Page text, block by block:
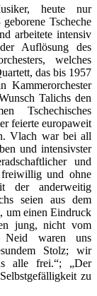
heute nur
Tscheche
arbeitete intensiv
Auflösung des
welches
das bis 1957
Kammerorchester
Talichs den
Tschechisches
feierte europaweit
Vlach war bei all
und intensivster
und
freiwillig und ohne
der anderweitig
seien aus dem
um einen Eindruck
jung, nicht vom
Neid waren uns
Stolz; wir
alle frei.“; „Der
zu